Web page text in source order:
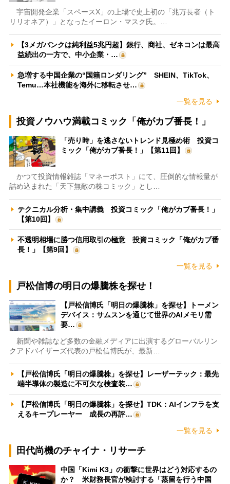
宇宙開発企業「スペースX」の上場で史上初の「兆万長者（ト
リリオネア）」となったイーロン・マスク氏。…
【3メガバンクは純利益5兆円超】銀行、商社、ゼネコンは最高
益続出の一方で、中小企業・…
急増する中国企業の“国籍ロンダリング” SHEIN、TikTok、
Temu…本社機能を海外に移転させ…
一覧を見る
投資ノウハウ満載コミック「俺がカブ番長！」
「売り時」を逃さないトレンド見極め術 投資コ
ミック「俺がカブ番長！」【第11回】
かつて投資情報雑誌「マネーポスト」にて、圧倒的な情報量が
詰め込まれた「天下無敵の株コミック」とし…
テクニカル分析・集中講義 投資コミック「俺がカブ番長！」
【第10回】
不透明相場に勝つ信用取引の極意 投資コミック「俺がカブ番
長！」【第9回】
一覧を見る
戸松信博の明日の爆騰株を探せ！
【戸松信博氏「明日の爆騰株」を探せ】トーメン
デバイス：サムスンを通じて世界のAIメモリ需
要…
新聞や雑誌など多数の金融メディアに出演するグローバルリン
クアドバイザーズ代表の戸松信博氏が、最新…
【戸松信博氏「明日の爆騰株」を探せ】レーザーテック：最先
端半導体の製造に不可欠な検査装…
【戸松信博氏「明日の爆騰株」を探せ】TDK：AIインフラを支
えるキープレーヤー 成長の再評…
一覧を見る
田代尚機のチャイナ・リサーチ
中国「Kimi K3」の衝撃に世界はどう対応するの
か？ 米財務長官が検討する「蒸留を行う中国